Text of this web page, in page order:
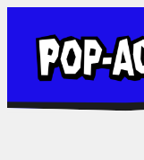
naar
inhoud